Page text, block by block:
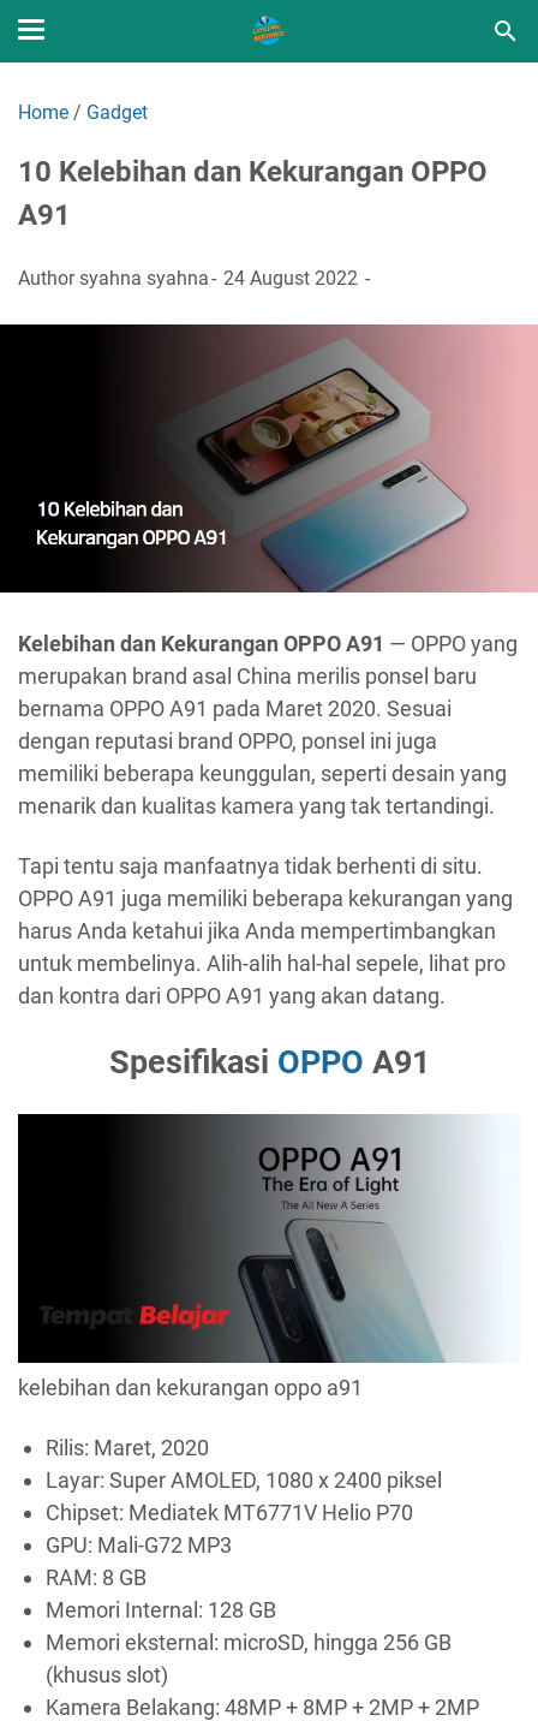
Home / Gadget
10 Kelebihan dan Kekurangan OPPO
A91
Authorsyahna syahna 24 August 2022
Kelebihan dan Kekurangan OPPO A91 — OPPO yang
merupakan brand asal China merilis ponsel baru
bernama OPPO A91 pada Maret 2020. Sesuai
dengan reputasi brand OPPO, ponsel ini juga
memiliki beberapa keunggulan, seperti desain yang
menarik dan kualitas kamera yang tak tertandingi.
Tapi tentu saja manfaatnya tidak berhenti di situ.
OPPO A91 juga memiliki beberapa kekurangan yang
harus Anda ketahui jika Anda mempertimbangkan
untuk membelinya. Alih-alih hal-hal sepele, lihat pro
dan kontra dari OPPO A91 yang akan datang.
Spesifikasi OPPO A91
kelebihan dan kekurangan oppo a91
Rilis: Maret, 2020
Layar: Super AMOLED, 1080 x 2400 piksel
Chipset: Mediatek MT6771V Helio P70
GPU: Mali-G72 MP3
RAM: 8 GB
Memori Internal: 128 GB
Memori eksternal: microSD, hingga 256 GB
(khusus slot)
Kamera Belakang: 48MP + 8MP + 2MP + 2MP